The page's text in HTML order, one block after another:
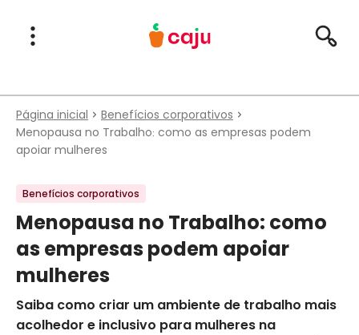
Menu Principal
Abrir Menu
Página inicial
Benefícios corporativos
Menopausa no Trabalho: como as empresas podem
apoiar mulheres
Benefícios corporativos
Menopausa no Trabalho: como
as empresas podem apoiar
mulheres
Saiba como criar um ambiente de trabalho mais
acolhedor e inclusivo para mulheres na